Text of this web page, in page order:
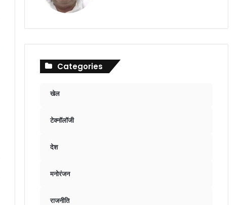
Categories
खेल
टेक्नॉलॉजी
देश
मनोरंजन
राजनीति